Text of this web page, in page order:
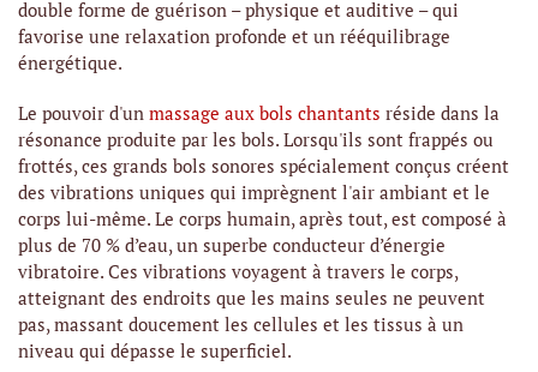
double forme de guérison – physique et auditive – qui
favorise une relaxation profonde et un rééquilibrage
énergétique.
Le pouvoir d'un massage aux bols chantants réside dans la
résonance produite par les bols. Lorsqu'ils sont frappés ou
frottés, ces grands bols sonores spécialement conçus créent
des vibrations uniques qui imprègnent l'air ambiant et le
corps lui-même. Le corps humain, après tout, est composé à
plus de 70 % d’eau, un superbe conducteur d’énergie
vibratoire. Ces vibrations voyagent à travers le corps,
atteignant des endroits que les mains seules ne peuvent
pas, massant doucement les cellules et les tissus à un
niveau qui dépasse le superficiel.